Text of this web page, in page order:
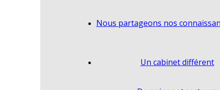
Nous partageons nos
Un cabinet différent